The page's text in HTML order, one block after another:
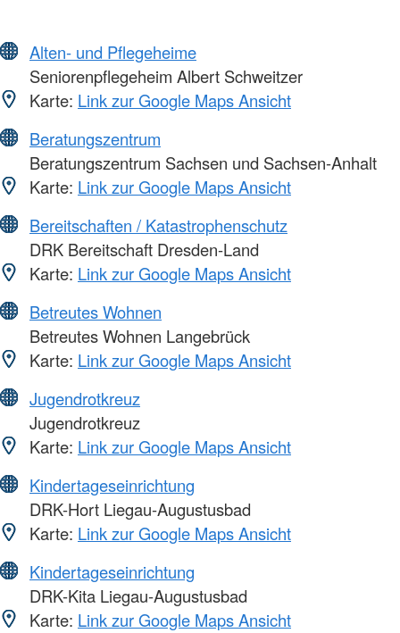
Alten- und Pflegeheime
Seniorenpflegeheim Albert Schweitzer
Karte: Link zur Google Maps Ansicht
Beratungszentrum
Beratungszentrum Sachsen und Sachsen-Anhalt
Karte: Link zur Google Maps Ansicht
Bereitschaften / Katastrophenschutz
DRK Bereitschaft Dresden-Land
Karte: Link zur Google Maps Ansicht
Betreutes Wohnen
Betreutes Wohnen Langebrück
Karte: Link zur Google Maps Ansicht
Jugendrotkreuz
Jugendrotkreuz
Karte: Link zur Google Maps Ansicht
Kindertageseinrichtung
DRK-Hort Liegau-Augustusbad
Karte: Link zur Google Maps Ansicht
Kindertageseinrichtung
DRK-Kita Liegau-Augustusbad
Karte: Link zur Google Maps Ansicht